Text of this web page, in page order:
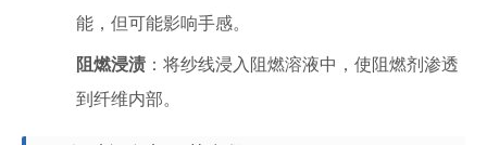
能，但可能影响手感。
阻燃浸渍 ：将纱线浸入阻燃溶液中，使阻燃剂渗透
到纤维内部。